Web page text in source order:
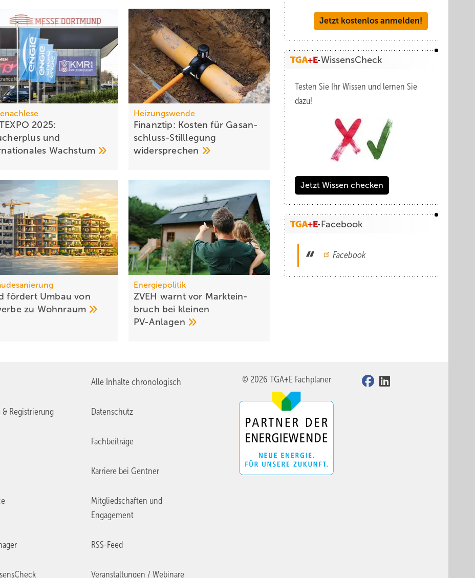
2025:
und
Wachstum
Heizungswende
Finanztip: Kosten für Gasan­
schluss-Stillle­gung
widersprechen
fördert Umbau von
zu Wohnraum
Energiepolitik
ZVEH warnt vor Markt­ein­
bruch bei klei­nen
PV-Anlagen
Jetzt kostenlos anmelden!
WissensCheck
Testen Sie Ihr Wissen und lernen Sie
dazu!
Jetzt Wissen checken
Facebook
Facebook
Alle Inhalte chronologisch
Registrierung Datenschutz
Fachbeiträge
Karriere bei Gentner
Mitgliedschaften und
Engagement
RSS-Feed
Veranstaltungen / Webinare
© 2026 TGA+E Fachplaner